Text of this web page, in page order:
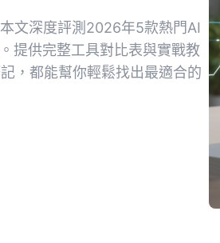
文深度評測2026年5款熱門AI
提供完整工具對比表與實戰教
，都能幫你輕鬆找出最適合的